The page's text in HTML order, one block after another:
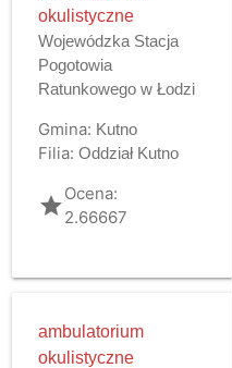
okulistyczne
Wojewódzka Stacja
Pogotowia
Ratunkowego w Łodzi
Gmina: Kutno
Filia: Oddział Kutno
gradeOcena:
2.66667
ambulatorium
okulistyczne